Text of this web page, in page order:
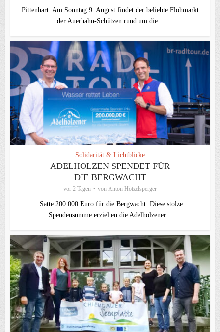
Pittenhart: Am Sonntag 9. August findet der beliebte Flohmarkt
der Auerhahn-Schützen rund um die...
Solidarität & Lichtblicke
ADELHOLZEN SPENDET FÜR
DIE BERGWACHT
vor 2 Tagen von Anton Hötzelsperger
Satte 200.000 Euro für die Bergwacht: Diese stolze
Spendensumme erzielten die Adelholzener...